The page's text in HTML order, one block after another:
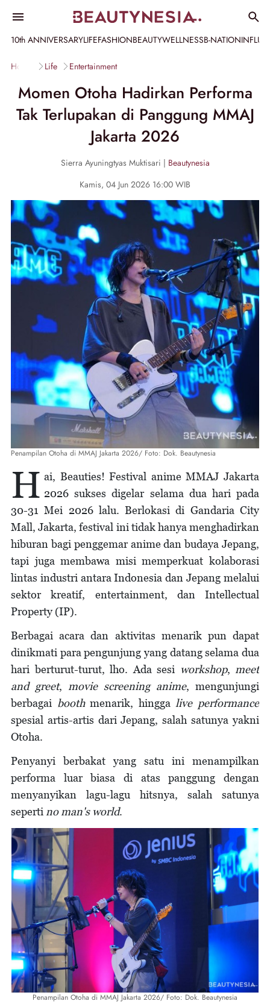
10th ANNIVERSARYLIFEFASHIONBEAUTYWELLNESSB-NATION
Home Life Entertainment
Momen Otoha Hadirkan Performa
Tak Terlupakan di Panggung MMAJ
Jakarta 2026
Sierra Ayuningtyas Muktisari | Beautynesia
Kamis, 04 Jun 2026 16:00 WIB
Penampilan Otoha di MMAJ Jakarta 2026/ Foto: Dok. Beautynesia
H ai, Beauties! Festival anime MMAJ Jakarta
2026 sukses digelar selama dua hari pada
30-31 Mei 2026 lalu. Berlokasi di Gandaria City
Mall, Jakarta, festival ini tidak hanya menghadirkan
hiburan bagi penggemar anime dan budaya Jepang,
tapi juga membawa misi memperkuat kolaborasi
lintas industri antara Indonesia dan Jepang melalui
sektor kreatif, entertainment, dan Intellectual
Property (IP).
Berbagai acara dan aktivitas menarik pun dapat
dinikmati para pengunjung yang datang selama dua
hari berturut-turut, lho. Ada sesi workshop, meet
and greet, movie screening anime, mengunjungi
berbagai boothmenarik, hingga live performance
spesial artis-artis dari Jepang, salah satunya yakni
Otoha.
Penyanyi berbakat yang satu ini menampilkan
performa luar biasa di atas panggung dengan
menyanyikan lagu-lagu hitsnya, salah satunya
seperti no man's world.
Penampilan Otoha di MMAJ Jakarta 2026/ Foto: Dok. Beautynesia